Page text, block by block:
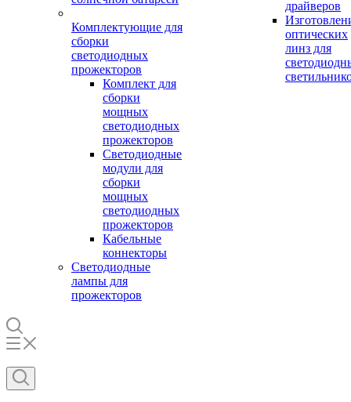
Комплектующие для
сборки
светодиодных
прожекторов
Комплект для
сборки
мощных
светодиодных
прожекторов
Светодиодные
модули для
сборки
мощных
светодиодных
прожекторов
Кабельные
коннекторы
Светодиодные
лампы для
прожекторов
драйверов
оптических
линз для